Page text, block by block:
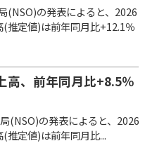
(NSO)の発表によると、2026
推定値)は前年同月比+12.1％
高、前年同月比+8.5％
(NSO)の発表によると、2026
推定値)は前年同月比...